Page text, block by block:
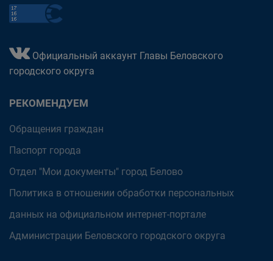
Официальный аккаунт Главы Беловского
городского округа
РЕКОМЕНДУЕМ
Обращения граждан
Паспорт города
Отдел "Мои документы" город Белово
Политика в отношении обработки персональных
данных на официальном интернет-портале
Администрации Беловского городского округа